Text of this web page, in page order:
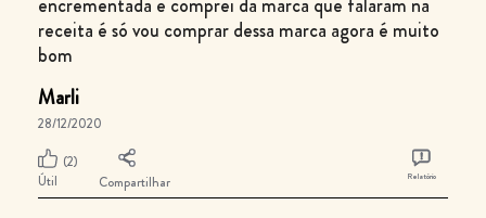
encrementada e comprei da marca que falaram na
receita é só vou comprar dessa marca agora é muito
bom
Marli
28/12/2020
(2)
Útil
Compartilhar Relatório